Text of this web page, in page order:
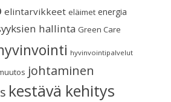
elintarvikkeet eläimet energia
hallinta Green Care
hyvinvointipalvelut
johtaminen
kestävä kehitys